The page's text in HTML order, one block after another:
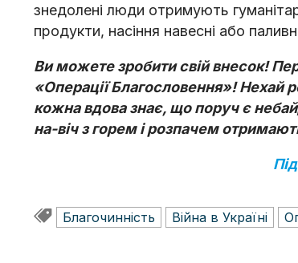
знедолені люди отримують
продукти, насіння навесні або
Ви можете зробити свій внесок!
«Операції Благословення»! Нехай
кожна вдова знає, що поруч є
на-віч з горем і розпачем
Благочинність Війна в Україні